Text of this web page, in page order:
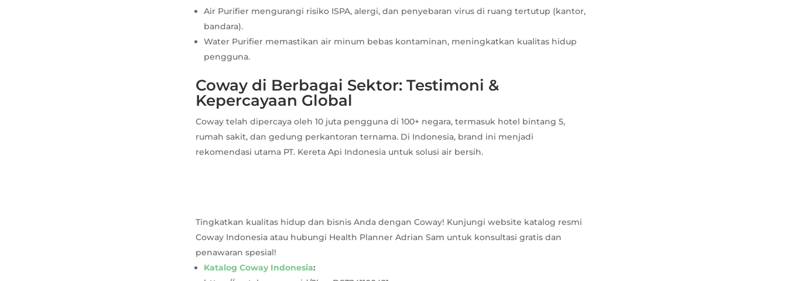
Air Purifier mengurangi risiko ISPA, alergi, dan penyebaran virus di ruang tertutup (kantor,
bandara).
Water Purifier memastikan air minum bebas kontaminan, meningkatkan kualitas hidup
pengguna.
Coway di Berbagai Sektor: Testimoni &
Kepercayaan Global
Coway telah dipercaya oleh 10 juta pengguna di 100+ negara, termasuk hotel bintang 5,
rumah sakit, dan gedung perkantoran ternama. Di Indonesia, brand ini menjadi
rekomendasi utama PT. Kereta Api Indonesia untuk solusi air bersih.
Tingkatkan kualitas hidup dan bisnis Anda dengan Coway! Kunjungi website katalog resmi
Coway Indonesia atau hubungi Health Planner Adrian Sam untuk konsultasi gratis dan
penawaran spesial!
Katalog Coway Indonesia: